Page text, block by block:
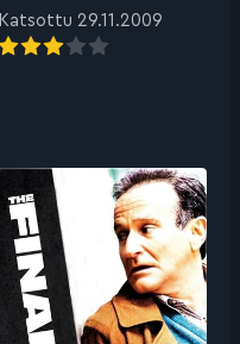
Katsottu 29.11.2009